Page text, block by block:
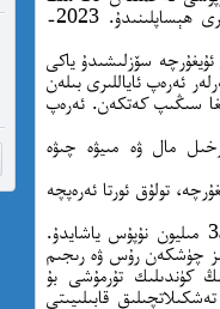
ئەتىراپىدا بولۇپ، چەتئەلدە ئۇيغۇر ئەڭ كۆپ توپلۇشۇپ ئولتۇراقلاشقان شەھەرلەردىن بىرى ھېساپلىنىدۇ. 2023-
سۆزلىشىدۇ ياكى
بويتاق ئۇيغۇر ئەرلەر ئەرەپ ئاياللىرى بىلەن
سىڭىپ كەتكەن. ئەرەپ
مال ۋە مىيۋە چىۋە
تولۇق ئورتا ئەرەپچە
ئىدلىب شەھرى ئەسلىدە 55 مىڭ نۇپۇسلۇق بىر شەھەر ئىدى. ھازىر بۇ شەھەردە 3،5 مىليون نۇپۇس ياشايدۇ.
كېسەللىك، تۇيۇقسىز چۈشكەن رۇس ۋە رىجىم
كۈندىلىك تۇرمۇشى بۇ
قابىلىيىتى